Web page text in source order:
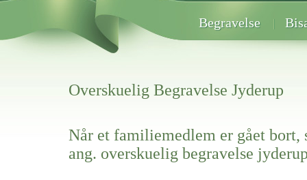
Begravelse
Overskuelig Begravelse Jyderup
Når et familiemedlem er gået bort,
ang. overskuelig begravelse